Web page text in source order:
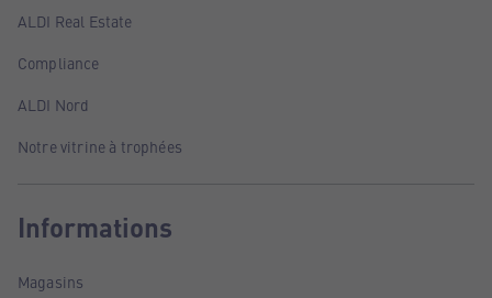
ALDI Real Estate
Compliance
ALDI Nord
Notre vitrine à trophées
Informations
Magasins